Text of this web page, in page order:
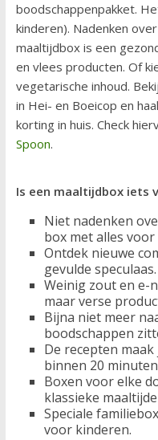
boodschappenpakket.
kinderen). Nadenken
maaltijdbox is een
en vlees producten. Of
vegetarische inhoud.
in Hei- en Boeicop en
korting in huis. Check
Spoon.
Is een maaltijdbox iets
Niet nadenken
box met alles
Ontdek nieuwe
gevulde speculaas.
Weinig zout en e-
maar verse
Bijna niet meer
boodschappen
De recepten
binnen 20
Boxen voor elke
klassieke
Speciale
voor kinderen.